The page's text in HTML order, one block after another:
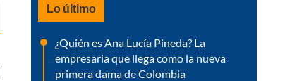
Lo último
¿Quién es Ana Lucía Pineda? La
empresaria que llega como la nueva
primera dama de Colombia